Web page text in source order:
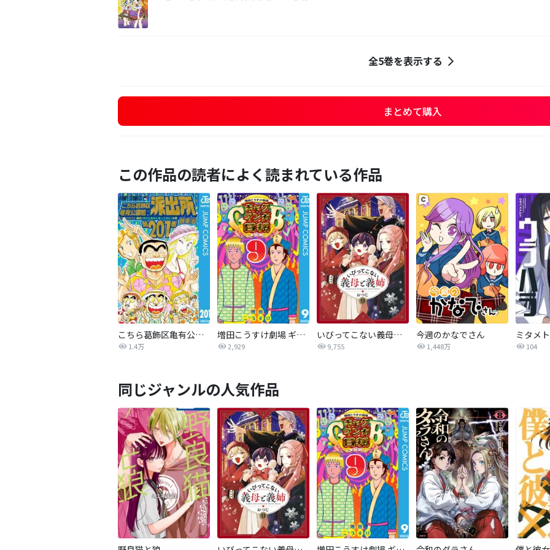
全5巻を表示する
まとめて購入
この作品の読者によく読まれている作品
こちら葛飾区亀有公園前派出所
1.4万
増田こうすけ劇場 ギャグマンガ日和GB
2,929
いびってこない義母と義姉
9,755
今週のかなでさん
1,448万 104
同じジャンルの人気作品